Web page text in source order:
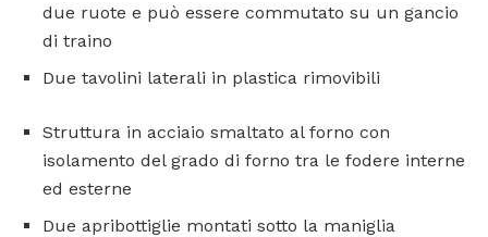
due ruote e può essere commutato su un gancio
di traino
Due tavolini laterali in plastica rimovibili
Struttura in acciaio smaltato al forno con
isolamento del grado di forno tra le fodere interne
ed esterne
Due apribottiglie montati sotto la maniglia